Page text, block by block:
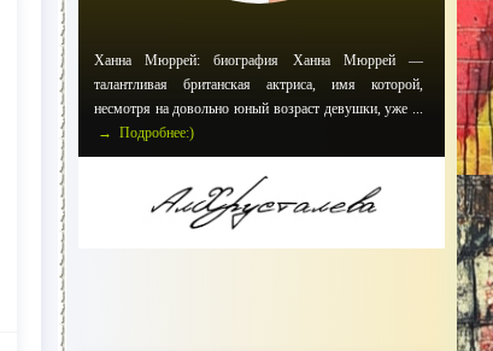
Ханна Мюррей: биография Ханна Мюррей —
талантливая британская актриса, имя которой,
несмотря на довольно юный возраст девушки, уже ...
→ Подробнее:)